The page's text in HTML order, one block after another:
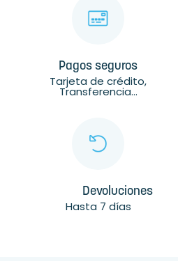
Pagos seguros
Tarjeta de crédito,
Transferencia...
Devoluciones
Hasta 7 días